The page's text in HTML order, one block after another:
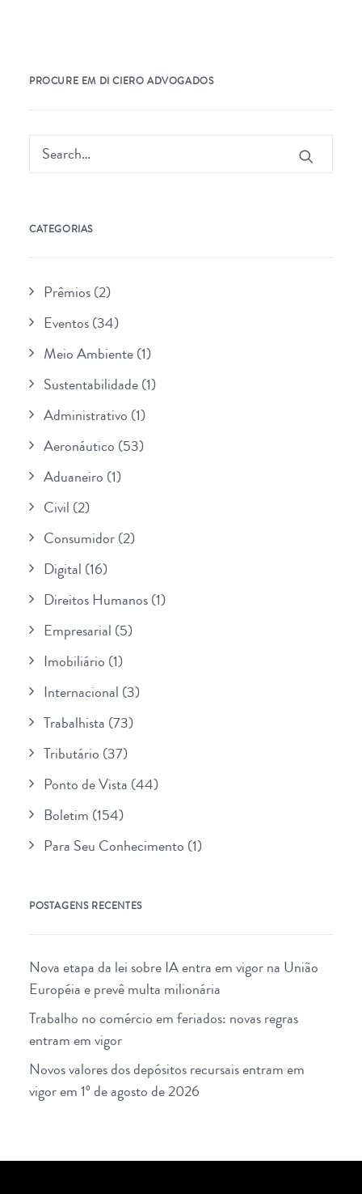
PROCURE EM DI CIERO ADVOGADOS
CATEGORIAS
Prêmios(2)
Eventos(34)
Meio Ambiente(1)
Sustentabilidade(1)
Administrativo (1)
Aeronáutico (53)
Aduaneiro (1)
Civil (2)
Consumidor(2)
Digital (16)
Direitos Humanos(1)
Empresarial (5)
Imobiliário (1)
Internacional (3)
Trabalhista (73)
Tributário (37)
Ponto de Vista (44)
Boletim (154)
Para Seu Conhecimento (1)
POSTAGENS RECENTES
Nova etapa da lei sobre IA entra em vigor na União
Européia e prevê multa milionária
Trabalho no comércio em feriados: novas regras
entram em vigor
Novos valores dos depósitos recursais entram em
vigor em 1º de agosto de 2026